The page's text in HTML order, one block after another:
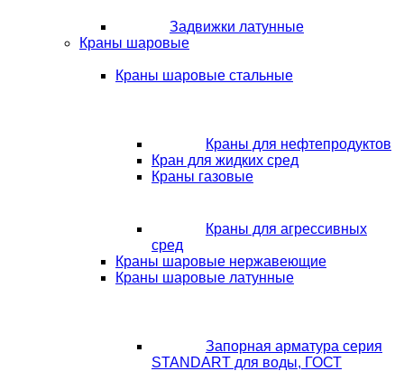
Задвижки латунные
Краны шаровые
Краны шаровые стальные
Краны для нефтепродуктов
Кран для жидких сред
Краны газовые
Краны для агрессивных
сред
Краны шаровые нержавеющие
Краны шаровые латунные
Запорная арматура серия
STANDART для воды, ГОСТ